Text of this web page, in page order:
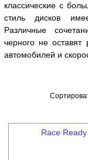
классические с
стиль дисков
Различные
черного не
автомобилей и
Race